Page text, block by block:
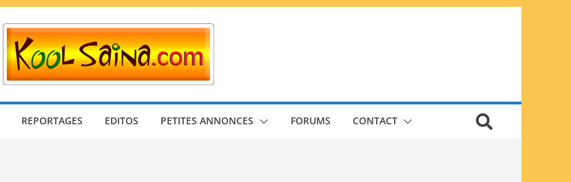
REPORTAGES EDITOS PETITES ANNONCES FORUMS CONTACT